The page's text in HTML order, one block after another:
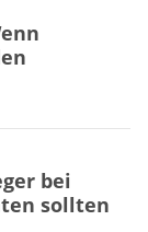
bei
sollten